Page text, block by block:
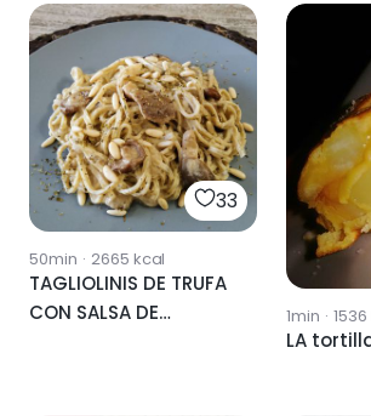
33
50min · 2665 kcal
TAGLIOLINIS DE TRUFA
CON SALSA DE
1min · 1536
LA